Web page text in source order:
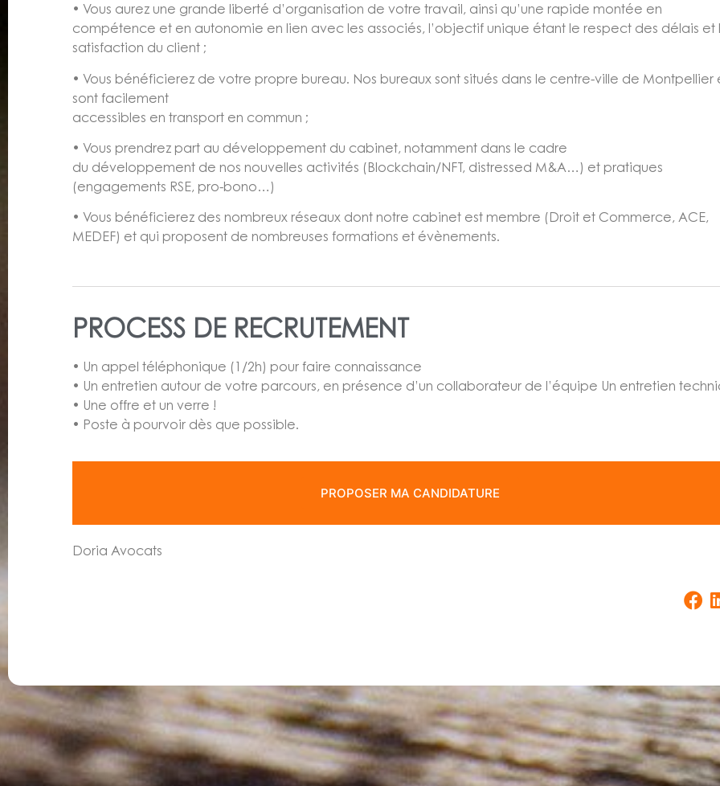
• Vous aurez une grande liberté d’organisation de votre travail, ainsi qu’une rapide montée en
compétence et en autonomie en lien avec les associés, l’objectif unique étant le respect des délais et
satisfaction du client ;
• Vous bénéficierez de votre propre bureau. Nos bureaux sont situés dans le centre-ville de Montpellier
sont facilement
accessibles en transport en commun ;
• Vous prendrez part au développement du cabinet, notamment dans le cadre
du développement de nos nouvelles activités (Blockchain/NFT, distressed M&A…) et pratiques
(engagements RSE, pro-bono…)
• Vous bénéficierez des nombreux réseaux dont notre cabinet est membre (Droit et Commerce, ACE,
MEDEF) et qui proposent de nombreuses formations et évènements.
PROCESS DE RECRUTEMENT
• Un appel téléphonique (1/2h) pour faire connaissance
• Un entretien autour de votre parcours, en présence d’un collaborateur de l’équipe Un entretien
• Une offre et un verre !
• Poste à pourvoir dès que possible.
PROPOSER MA CANDIDATURE
Doria Avocats